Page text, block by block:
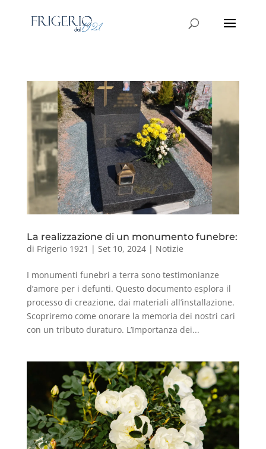
La realizzazione di un monumento funebre:
di Frigerio 1921 | Set 10, 2024| Notizie
I monumenti funebri a terra sono testimonianze
d’amore per i defunti. Questo documento esplora il
processo di creazione, dai materiali all’installazione.
Scopriremo come onorare la memoria dei nostri cari
con un tributo duraturo. L’Importanza dei...